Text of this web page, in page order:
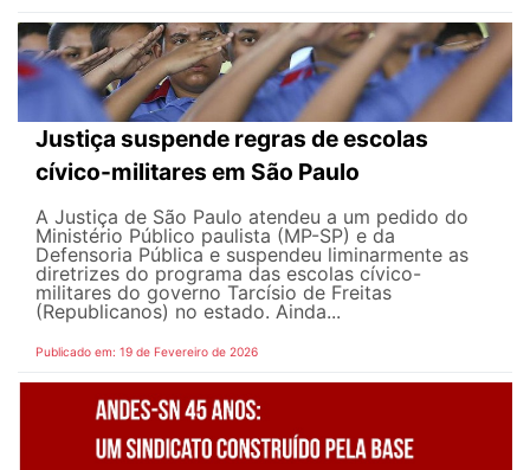
Justiça suspende regras de escolas
cívico-militares em São Paulo
A Justiça de São Paulo atendeu a um pedido do
Ministério Público paulista (MP-SP) e da
Defensoria Pública e suspendeu liminarmente as
diretrizes do programa das escolas cívico-
militares do governo Tarcísio de Freitas
(Republicanos) no estado. Ainda...
Publicado em: 19 de Fevereiro de 2026